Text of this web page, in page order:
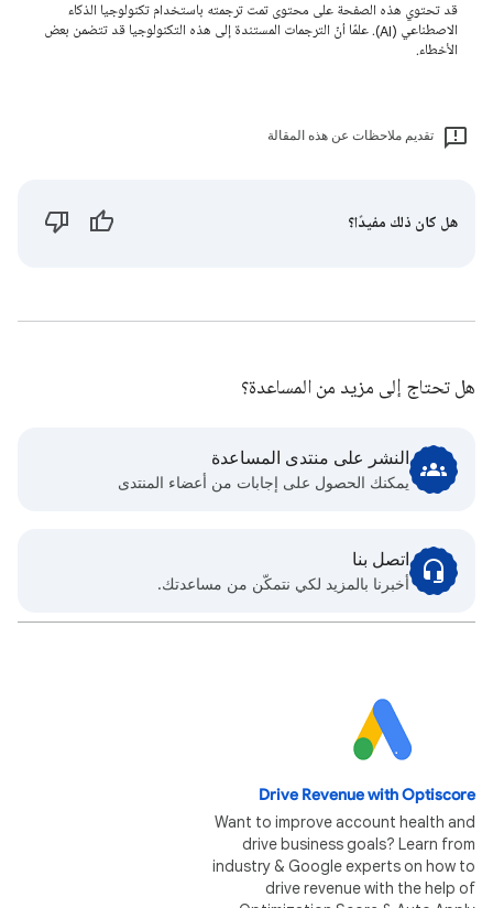
قد تحتوي هذه الصفحة على محتوى تمت ترجمته باستخدام تكنولوجيا الذكاء
الاصطناعي (AI). علمًا أنّ الترجمات المستندة إلى هذه التكنولوجيا قد تتضمن بعض
الأخطاء.
تقديم ملاحظات عن هذه المقالة
هل كان ذلك مفيدًا؟
هل تحتاج إلى مزيد من المساعدة؟
النشر على منتدى المساعدة
يمكنك الحصول على إجابات من أعضاء المنتدى
اتصل بنا
أخبرنا بالمزيد لكي نتمكّن من مساعدتك.
Drive Revenue with Optiscore
Want to improve account health and
drive business goals? Learn from
industry & Google experts on how to
drive revenue with the help of